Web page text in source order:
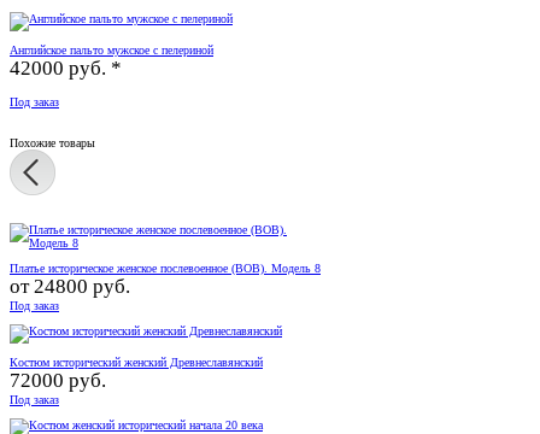
Английское пальто мужское с пелериной
42000 руб. *
Под заказ
Похожие товары
Платье историческое женское послевоенное (ВОВ). Модель 8
от24800 руб.
Под заказ
Костюм исторический женский Древнеславянский
72000 руб.
Под заказ